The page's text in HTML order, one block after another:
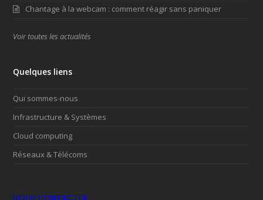
Chantage à la webcam : comment réagir sans paniquer
Voir toutes les actualités
Quelques liens
Qui sommes-nous
Infrastructure & Systèmes
Cloud computing
Réseaux & Télécoms